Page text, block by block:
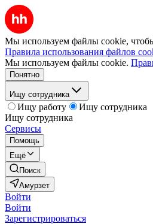
Мы используем файлы cookie, чтобы
Правила использования файлов
Мы используем файлы cookie.
Понятно
Ищу сотрудника
Ищу работу
Ищу сотрудника
Ищу сотрудника
Сервисы
Помощь
Ещё
Поиск
Амурзет
Войти
Войти
Зарегистрироваться